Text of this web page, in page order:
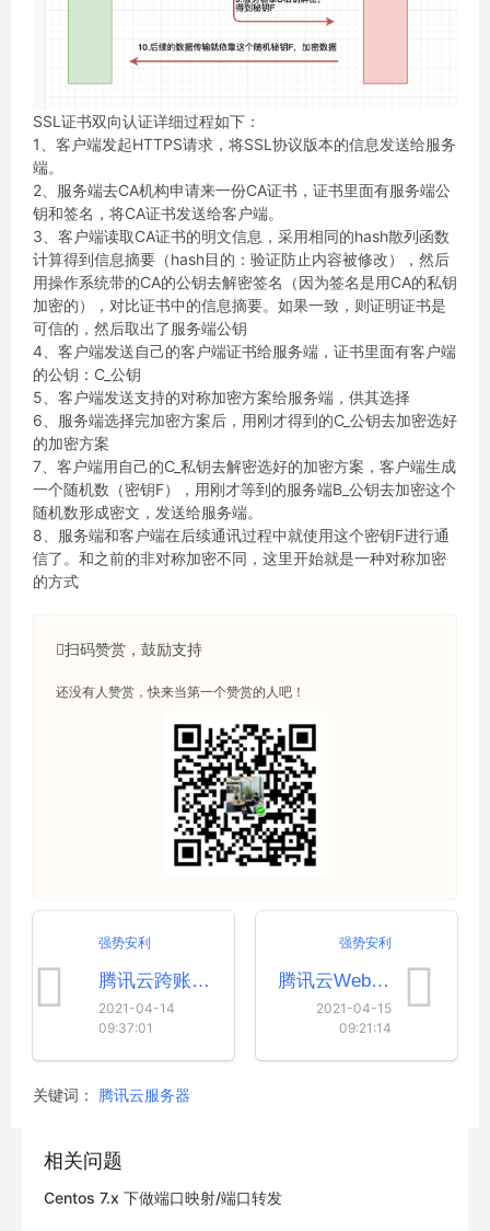
SSL证书双向认证详细过程如下：
1、客户端发起HTTPS请求，将SSL协议版本的信息发送给服务
端。
2、服务端去CA机构申请来一份CA证书，证书里面有服务端公
钥和签名，将CA证书发送给客户端。
3、客户端读取CA证书的明文信息，采用相同的hash散列函数
计算得到信息摘要（hash目的：验证防止内容被修改），然后
用操作系统带的CA的公钥去解密签名（因为签名是用CA的私钥
加密的），对比证书中的信息摘要。如果一致，则证明证书是
可信的，然后取出了服务端公钥
4、客户端发送自己的客户端证书给服务端，证书里面有客户端
的公钥：C_公钥
5、客户端发送支持的对称加密方案给服务端，供其选择
6、服务端选择完加密方案后，用刚才得到的C_公钥去加密选好
的加密方案
7、客户端用自己的C_私钥去解密选好的加密方案，客户端生成
一个随机数（密钥F），用刚才等到的服务端B_公钥去加密这个
随机数形成密文，发送给服务端。
8、服务端和客户端在后续通讯过程中就使用这个密钥F进行通
信了。和之前的非对称加密不同，这里开始就是一种对称加密
的方式
扫码赞赏，鼓励支持
还没有人赞赏，快来当第一个赞赏的人吧！
强势安利
腾讯云跨账号迁移备案流程以及注意事项
2021-04-14
09:37:01
强势安利
​腾讯云Web应用防火墙如何选择？SaaS 型 WAF 和负载均衡型 WAF区别?
2021-04-15
09:21:14
关键词： 腾讯云服务器
相关问题
Centos 7.x 下做端口映射/端口转发